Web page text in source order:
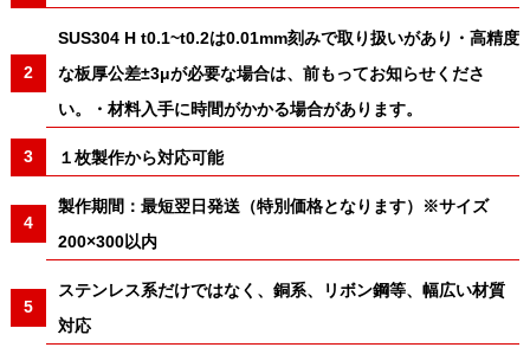
SUS304 H t0.1~t0.2は0.01mm刻みで取り扱いがあり・高精度
な板厚公差±3μが必要な場合は、前もってお知らせくださ
い。・材料入手に時間がかかる場合があります。
１枚製作から対応可能
製作期間：最短翌日発送（特別価格となります）※サイズ
200×300以内
ステンレス系だけではなく、銅系、リボン鋼等、幅広い材質
対応